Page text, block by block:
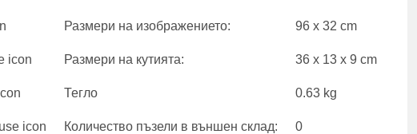
Размери на изображението: 96 x 32 cm
Размери на кутията: 36 x 13 x 9 cm
Тегло 0.63 kg
Количество пъзели в външен склад: 0